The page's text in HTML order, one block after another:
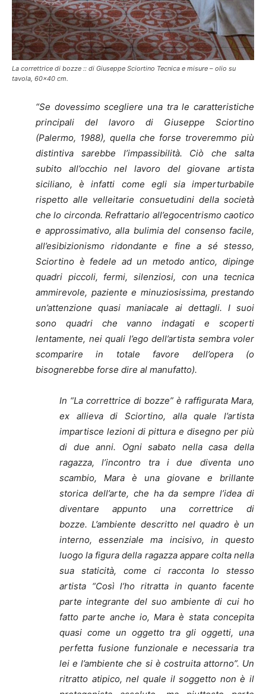
La correttrice di bozze :: di Giuseppe Sciortino Tecnica e misure – olio su
tavola, 60×40 cm.
“Se dovessimo scegliere una tra le caratteristiche
principali del lavoro di Giuseppe Sciortino
(Palermo, 1988), quella che forse troveremmo più
distintiva sarebbe l’impassibilità. Ciò che salta
subito all’occhio nel lavoro del giovane artista
siciliano, è infatti come egli sia imperturbabile
rispetto alle velleitarie consuetudini della società
che lo circonda. Refrattario all’egocentrismo caotico
e approssimativo, alla bulimia del consenso facile,
all’esibizionismo ridondante e fine a sé stesso,
Sciortino è fedele ad un metodo antico, dipinge
quadri piccoli, fermi, silenziosi, con una tecnica
ammirevole, paziente e minuziosissima, prestando
un’attenzione quasi maniacale ai dettagli. I suoi
sono quadri che vanno indagati e scoperti
lentamente, nei quali l’ego dell’artista sembra voler
scomparire in totale favore dell’opera (o
bisognerebbe forse dire al manufatto).
In “La correttrice di bozze” è raffigurata Mara,
ex allieva di Sciortino, alla quale l’artista
impartisce lezioni di pittura e disegno per più
di due anni. Ogni sabato nella casa della
ragazza, l’incontro tra i due diventa uno
scambio, Mara è una giovane e brillante
storica dell’arte, che ha da sempre l’idea di
diventare appunto una correttrice di
bozze. L’ambiente descritto nel quadro è un
interno, essenziale ma incisivo, in questo
luogo la figura della ragazza appare colta nella
sua staticità, come ci racconta lo stesso
artista “Così l’ho ritratta in quanto facente
parte integrante del suo ambiente di cui ho
fatto parte anche io, Mara è stata concepita
quasi come un oggetto tra gli oggetti, una
perfetta fusione funzionale e necessaria tra
lei e l’ambiente che si è costruita attorno”. Un
ritratto atipico, nel quale il soggetto non è il